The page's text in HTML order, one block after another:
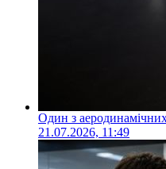
Один з
21.07.2026, 11:49